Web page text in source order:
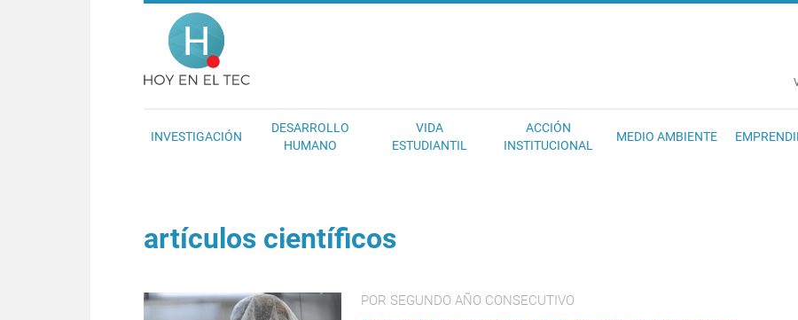
Pasar al contenido principal
INVESTIGACIÓN
DESARROLLO
HUMANO
VIDA
ESTUDIANTIL
ACCIÓN
INSTITUCIONAL
MEDIO AMBIENTE
artículos científicos
POR SEGUNDO AÑO CONSECUTIVO